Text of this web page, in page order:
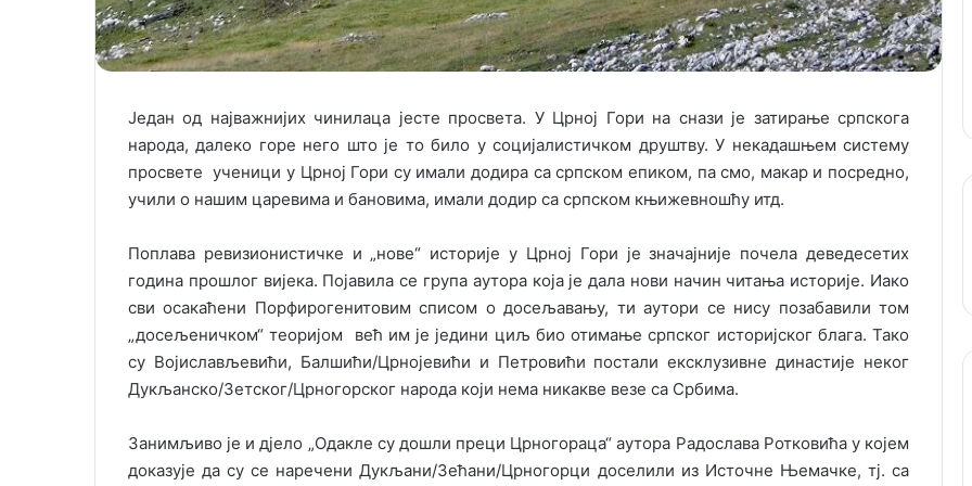
Један од најважнијих чинилаца јесте просвета. У Црној Гори на снази је затирање српскога
народа, далеко горе него што је то било у социјалистичком друштву. У некадашњем систему
просвете ученици у Црној Гори су имали додира са српском епиком, па смо, макар и посредно,
учили о нашим царевима и бановима, имали додир са српском књижевношћу итд.
Поплава ревизионистичке и „нове“ историје у Црној Гори је значајније почела деведесетих
година прошлог вијека. Појавила се група аутора која је дала нови начин читања историје. Иако
сви осакаћени Порфирогенитовим списом о досељавању, ти аутори се нису позабавили том
„досељеничком“ теоријом већ им је једини циљ био отимање српског историјског блага. Тако
су Војислављевићи, Балшићи/Црнојевићи и Петровићи постали ексклузивне династије неког
Дукљанско/Зетског/Црногорског народа који нема никакве везе са Србима.
Занимљиво је и дјело „Одакле су дошли преци Црногораца“ аутора Радослава Ротковића у којем
доказује да су се наречени Дукљани/Зећани/Црногорци доселили из Источне Њемачке, тј. са